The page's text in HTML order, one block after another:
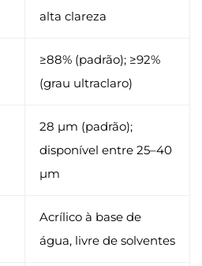
alta clareza
≥88% (padrão); ≥92%
(grau ultraclaro)
28 µm (padrão);
disponível entre 25–40
µm
Acrílico à base de
água, livre de solventes